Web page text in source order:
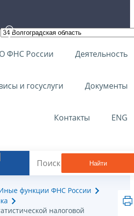
О ФНС России Деятельность
и госуслуги Документы
Контакты ENG
Найти
функции ФНС России
налоговой